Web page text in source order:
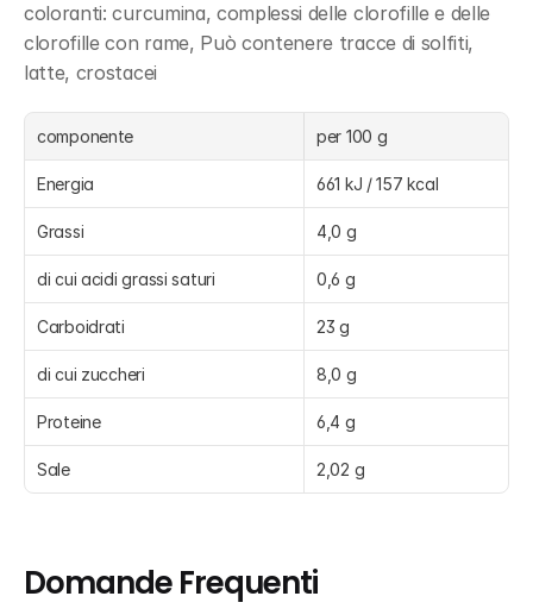
coloranti: curcumina, complessi delle clorofille e delle
clorofille con rame, Può contenere tracce di solfiti,
latte, crostacei
componente per 100 g
Energia 661 kJ / 157 kcal
Grassi 4,0 g
di cui acidi grassi saturi 0,6 g
Carboidrati 23 g
di cui zuccheri 8,0 g
Proteine 6,4 g
Sale 2,02 g
Domande Frequenti